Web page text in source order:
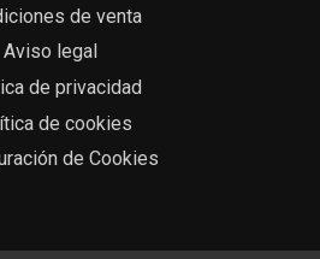
de venta
Aviso legal
de privacidad
de cookies
de Cookies